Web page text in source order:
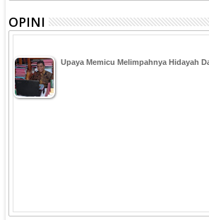
OPINI
Upaya Memicu Melimpahnya Hidayah